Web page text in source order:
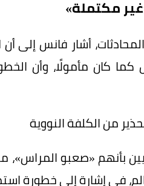
مكتملة»
أشار فانس إلى
كان مأمولًا، وأن
من الكلفة النووية
بأنهم «صعبو المراس»،
في إشارة إلى خطورة